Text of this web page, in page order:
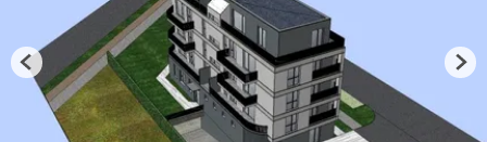
Previous